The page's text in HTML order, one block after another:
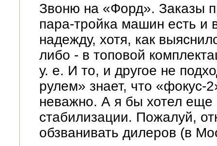
Звоню на «Форд». Заказы
пара-тройка машин есть и
надежду, хотя, как
либо - в топовой
у. е. И то, и другое не
рулем» знает, что «фокус-
неважно. А я бы хотел еще
стабилизации. Пожалуй,
обзванивать дилеров (в